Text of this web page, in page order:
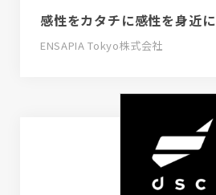
感性をカタチに感性を身近に
ENSAPIA Tokyo株式会社